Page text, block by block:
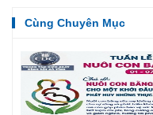
Cùng Chuyên Mục